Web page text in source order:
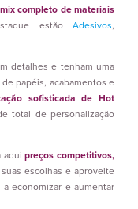
mix completo de materiais
estão Adesivos,
detalhes e tenham uma
papéis, acabamentos e
sofisticada de Hot
total de personalização
aquipreços competitivos,
suas escolhas e aproveite
economizar e aumentar